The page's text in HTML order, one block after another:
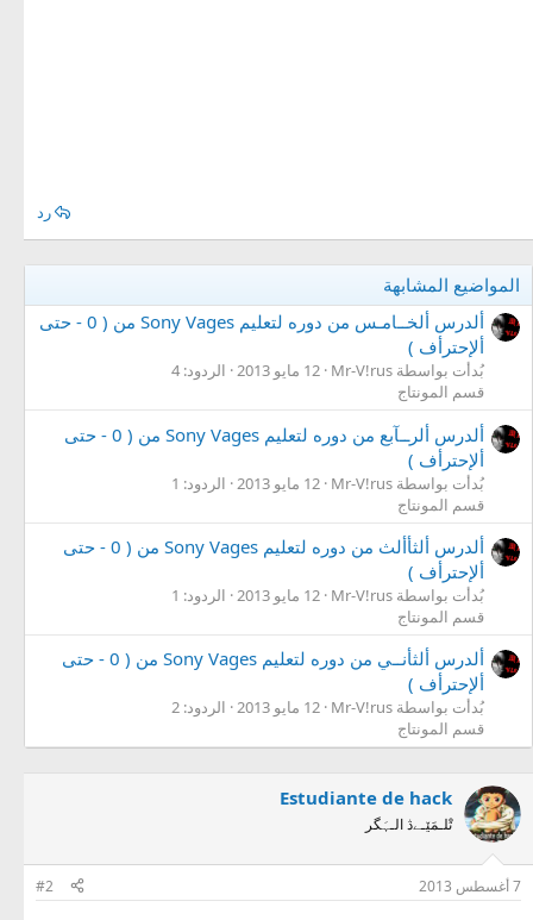
رد
المواضيع المشابهة
ألدرس ألخــامـس من دوره لتعليم Sony Vages من ( 0 - حتى
ألإحترأف )
بُدأت بواسطة Mr-V!rus 12 مايو 2013
الردود: 4
قسم المونتاج
ألدرس ألرــآبع من دوره لتعليم Sony Vages من ( 0 - حتى
ألإحترأف )
بُدأت بواسطة Mr-V!rus 12 مايو 2013
الردود: 1
قسم المونتاج
ألدرس ألثأألث من دوره لتعليم Sony Vages من ( 0 - حتى
ألإحترأف )
بُدأت بواسطة Mr-V!rus 12 مايو 2013
الردود: 1
قسم المونتاج
ألدرس ألثأنــي من دوره لتعليم Sony Vages من ( 0 - حتى
ألإحترأف )
بُدأت بواسطة Mr-V!rus 12 مايو 2013
الردود: 2
قسم المونتاج
Estudiante de hack
تْلـمَێـےڎ الـہَگر
7 أغسطس 2013 #2